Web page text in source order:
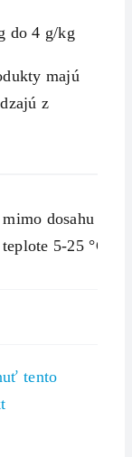
do 4 g/kg
majú
z
dosahu
5-25 °C
tento